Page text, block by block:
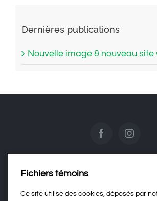
Dernières publications
Nouvelle image & nouveau site
Contactez-nous
Fichiers témoins
Ce site utilise des cookies, déposés par